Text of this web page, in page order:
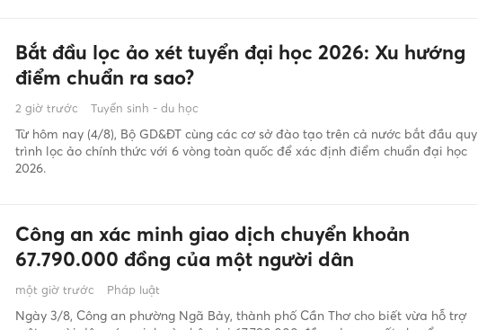
Bắt đầu lọc ảo xét tuyển đại học 2026: Xu hướng
điểm chuẩn ra sao?
2 giờ trước Tuyển sinh - du học
Từ hôm nay (4/8), Bộ GD&ĐT cùng các cơ sở đào tạo trên cả nước bắt đầu quy
trình lọc ảo chính thức với 6 vòng toàn quốc để xác định điểm chuẩn đại học
2026.
Công an xác minh giao dịch chuyển khoản
67.790.000 đồng của một người dân
một giờ trước Pháp luật
Ngày 3/8, Công an phường Ngã Bảy, thành phố Cần Thơ cho biết vừa hỗ trợ